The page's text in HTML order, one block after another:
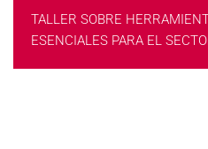
TALLER SOBRE
ESENCIALES PARA EL